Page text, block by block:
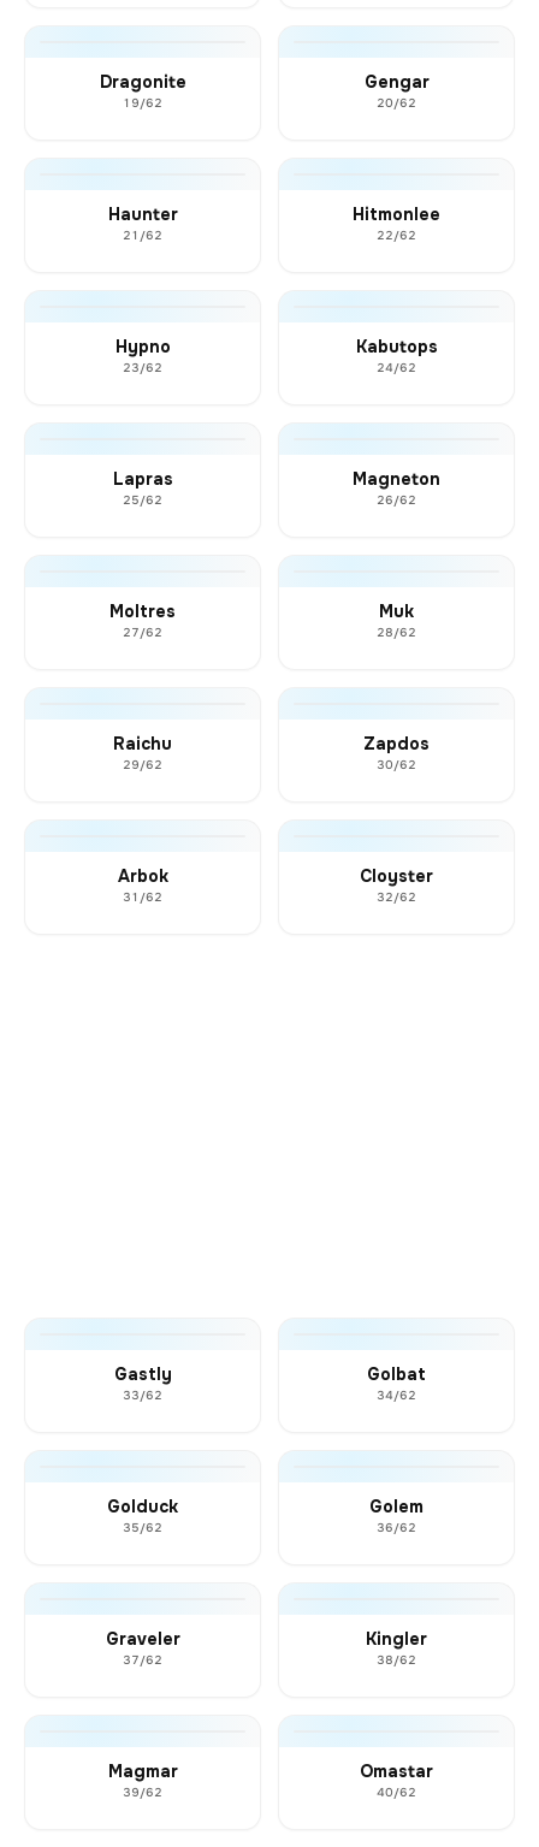
Dragonite
19/62
Gengar
20/62
Haunter
21/62
Hitmonlee
22/62
Hypno
23/62
Kabutops
24/62
Lapras
25/62
Magneton
26/62
Moltres
27/62
Muk
28/62
Raichu
29/62
Zapdos
30/62
Arbok
31/62
Cloyster
32/62
Gastly
33/62
Golbat
34/62
Golduck
35/62
Golem
36/62
Graveler
37/62
Kingler
38/62
Magmar
39/62
Omastar
40/62